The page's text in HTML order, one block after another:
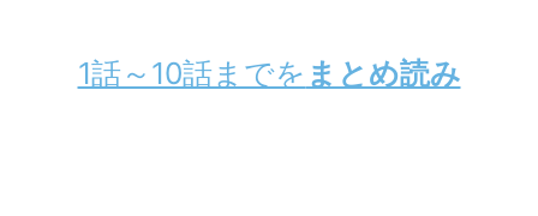
1話～10話までを まとめ読み